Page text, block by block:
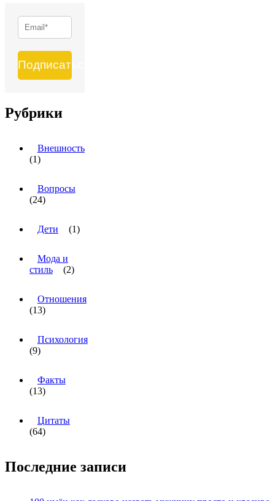
Подписаться
Рубрики
Внешность
(1)
Вопросы
(24)
Дети (1)
Мода и
стиль
(2)
Отношения
(13)
Психология
(9)
Факты
(13)
Цитаты
(64)
Последние записи